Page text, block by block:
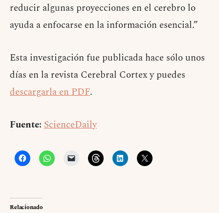
reducir algunas proyecciones en el cerebro lo
ayuda a enfocarse en la información esencial.”
Esta investigación fue publicada hace sólo unos
días en la revista Cerebral Cortex y puedes
descargarla en PDF.
Fuente: ScienceDaily
Relacionado